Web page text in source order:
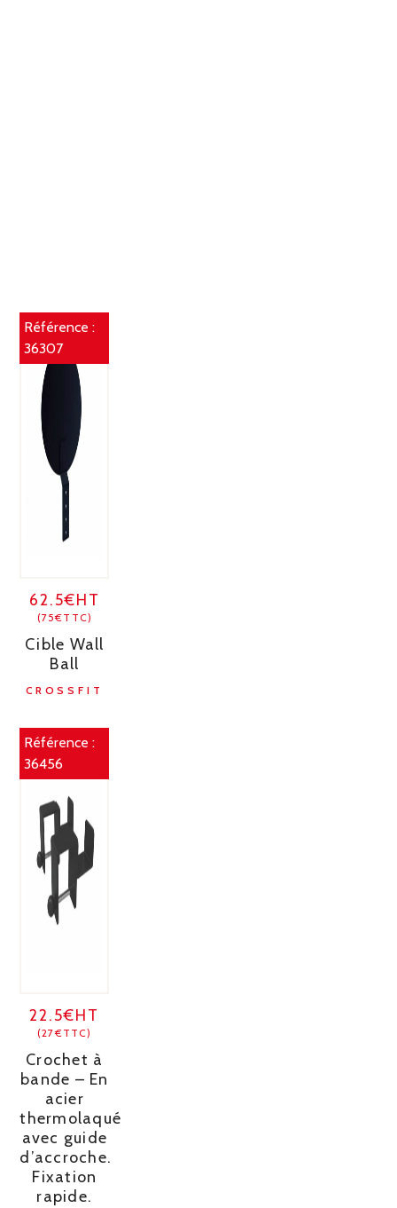
Référence :
36307
62.5€HT
(75€TTC)
Cible Wall
Ball
CROSSFIT
Référence :
36456
22.5€HT
(27€TTC)
Crochet à
bande – En
acier
thermolaqué
avec guide
d’accroche.
Fixation
rapide.